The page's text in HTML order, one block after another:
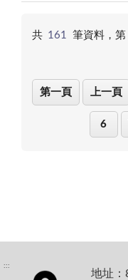
共 161 筆資料，第
第一頁 上一頁
6
:::
地址：